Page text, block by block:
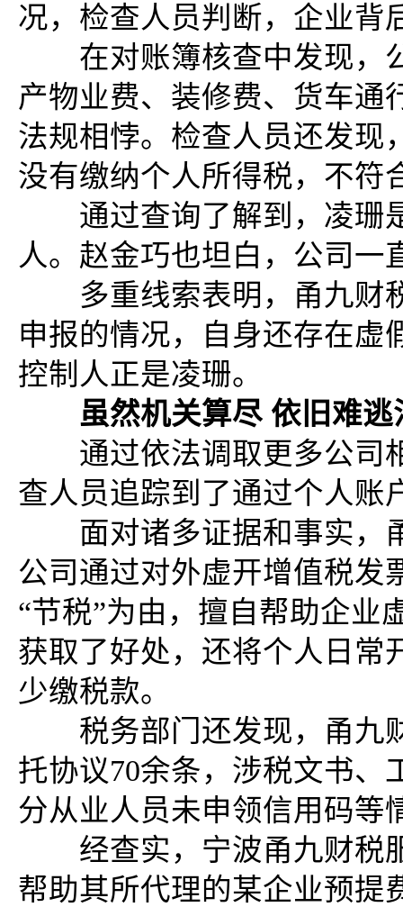
况，检查人员判断，企业背
在对账簿核查中发现，
产物业费、装修费、货车通
法规相悖。检查人员还发现
没有缴纳个人所得税，不符
通过查询了解到，凌珊
人。赵金巧也坦白，公司一
多重线索表明，甬九财
申报的情况，自身还存在虚
控制人正是凌珊。
虽然机关算尽 依旧难逃
通过依法调取更多公司
查人员追踪到了通过个人账
面对诸多证据和事实，
公司通过对外虚开增值税发
“节税”为由，擅自帮助企业
获取了好处，还将个人日常
少缴税款。
税务部门还发现，甬九
托协议70余条，涉税文书、
分从业人员未申领信用码等
经查实，宁波甬九财税
帮助其所代理的某企业预提